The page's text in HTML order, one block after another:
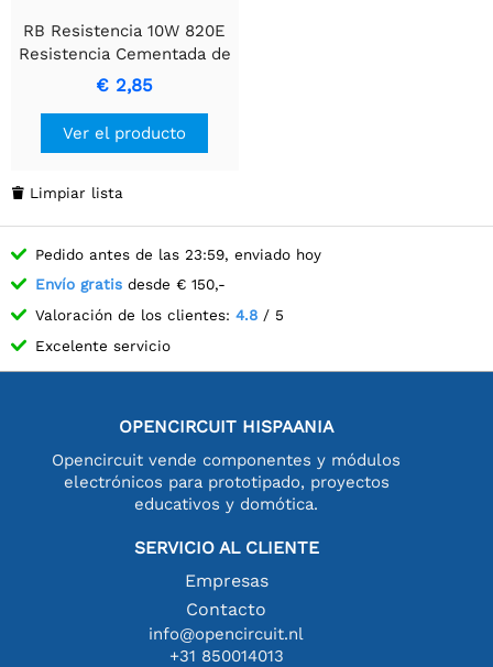
RB Resistencia 10W 820E
Resistencia Cementada de
Alambre Enrollado
€ 2,85
Ver el producto
 Limpiar lista
Pedido antes de las 23:59, enviado hoy
Envío gratis desde € 150,-
Valoración de los clientes: 4.8 / 5
Excelente servicio
OPENCIRCUIT HISPAANIA
Opencircuit vende componentes y módulos
electrónicos para prototipado, proyectos
educativos y domótica.
SERVICIO AL CLIENTE
Empresas
Contacto
info@opencircuit.nl
+31 850014013